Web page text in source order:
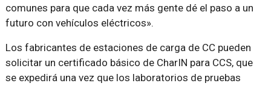
comunes para que cada vez más gente dé el paso a un
futuro con vehículos eléctricos».
Los fabricantes de estaciones de carga de CC pueden
solicitar un certificado básico de CharIN para CCS, que
se expedirá una vez que los laboratorios de pruebas